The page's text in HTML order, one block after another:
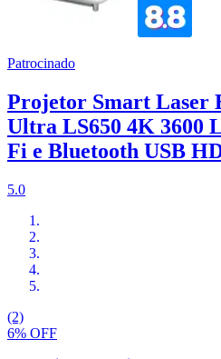
Patrocinado
Projetor Smart Laser
Ultra LS650 4K 3600
Fi e Bluetooth USB
5.0
(2)
6% OFF